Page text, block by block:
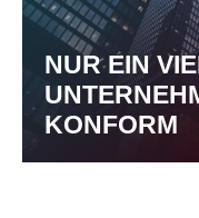
NUR EIN
KONFORM